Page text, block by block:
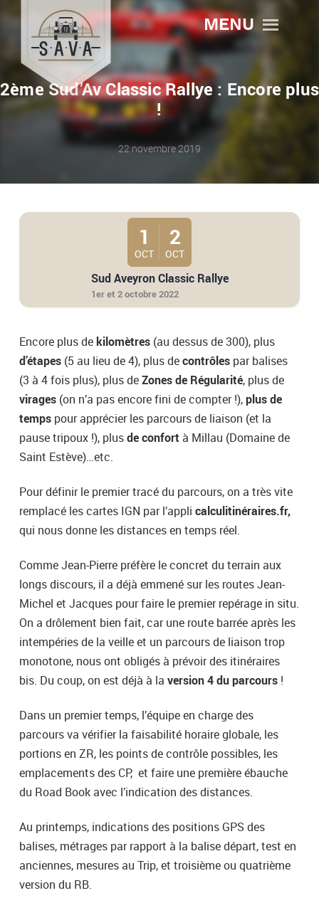
MENU
2ème Sud’Av Classic Rallye : Encore plus
!
22 novembre 2019
1
OCT
2
OCT
Sud Aveyron Classic Rallye
1er et 2 octobre 2022
Encore plus dekilomètres(au dessus de 300), plus
d’étapes(5 au lieu de 4), plus decontrôlespar balises
(3 à 4 fois plus), plus deZones de Régularité, plus de
virages(on n’a pas encore fini de compter !),plus de
tempspour apprécier les parcours de liaison (et la
pause tripoux !), plusdeconfort à Millau (Domaine de
Saint Estève)…etc.
Pour définir le premier tracé du parcours, on a très vite
remplacé les cartes IGN par l’appli calculitinéraires.fr,
qui nous donne les distances en temps réel.
Comme Jean-Pierre préfère le concret du terrain aux
longs discours, il a déjà emmené sur les routes Jean-
Michel et Jacques pour faire le premier repérage in situ.
On a drôlement bien fait, car une route barrée après les
intempéries de la veille et un parcours de liaison trop
monotone, nous ont obligés à prévoir des itinéraires
bis. Du coup, on est déjà à la version 4 du parcours!
Dans un premier temps, l’équipe en charge des
parcours va vérifier la faisabilité horaire globale, les
portions en ZR, les points de contrôle possibles, les
emplacements des CP, et faire une première ébauche
du Road Book avec l’indication des distances.
Au printemps, indications des positions GPS des
balises, métrages par rapport à la balise départ, test en
anciennes, mesures au Trip, et troisième ou quatrième
version du RB.